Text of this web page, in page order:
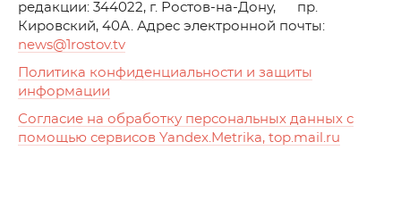
редакции: 344022, г. Ростов-на-Дону, пр.
Кировский, 40А. Адрес электронной почты:
news@1rostov.tv
Политика конфиденциальности и защиты
информации
Согласие на обработку персональных данных с
помощью сервисов Yandex.Metrika, top.mail.ru